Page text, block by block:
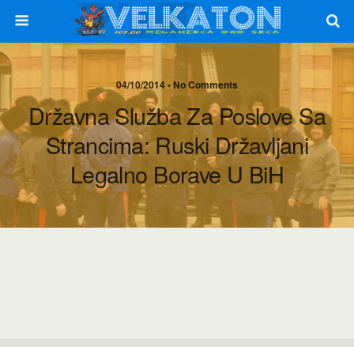
04/10/2014 • No Comments
Državna Služba Za Poslove Sa
Strancima: Ruski Državljani
Legalno Borave U BiH